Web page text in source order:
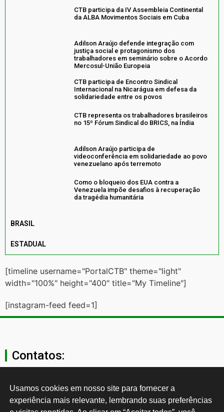
CTB participa da IV Assembleia Continental
da ALBA Movimentos Sociais em Cuba
Adilson Araújo defende integração com
justiça social e protagonismo dos
trabalhadores em seminário sobre o Acordo
Mercosul-União Europeia
CTB participa de Encontro Sindical
Internacional na Nicarágua em defesa da
solidariedade entre os povos
CTB representa os trabalhadores brasileiros
no 15º Fórum Sindical do BRICS, na Índia
Adilson Araújo participa de
videoconferência em solidariedade ao povo
venezuelano após terremoto
Como o bloqueio dos EUA contra a
Venezuela impõe desafios à recuperação
da tragédia humanitária
BRASIL
ESTADUAL
[timeline username="PortalCTB" theme="light"
width="100%" height="400" title="My Timeline"]
[instagram-feed feed=1]
Contatos:
secgeral@ctb.org.br
11 3874-0040
Usamos cookies em nosso site para fornecer a
experiência mais relevante, lembrando suas preferências